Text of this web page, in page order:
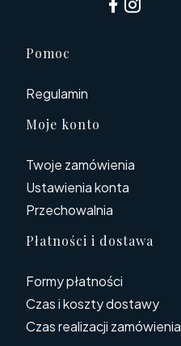
Linki w stopce
Pomoc
Regulamin
Moje konto
Twoje zamówienia
Ustawienia konta
Przechowalnia
Płatności i dostawa
Formy płatności
Czas i koszty dostawy
Czas realizacji zamówienia